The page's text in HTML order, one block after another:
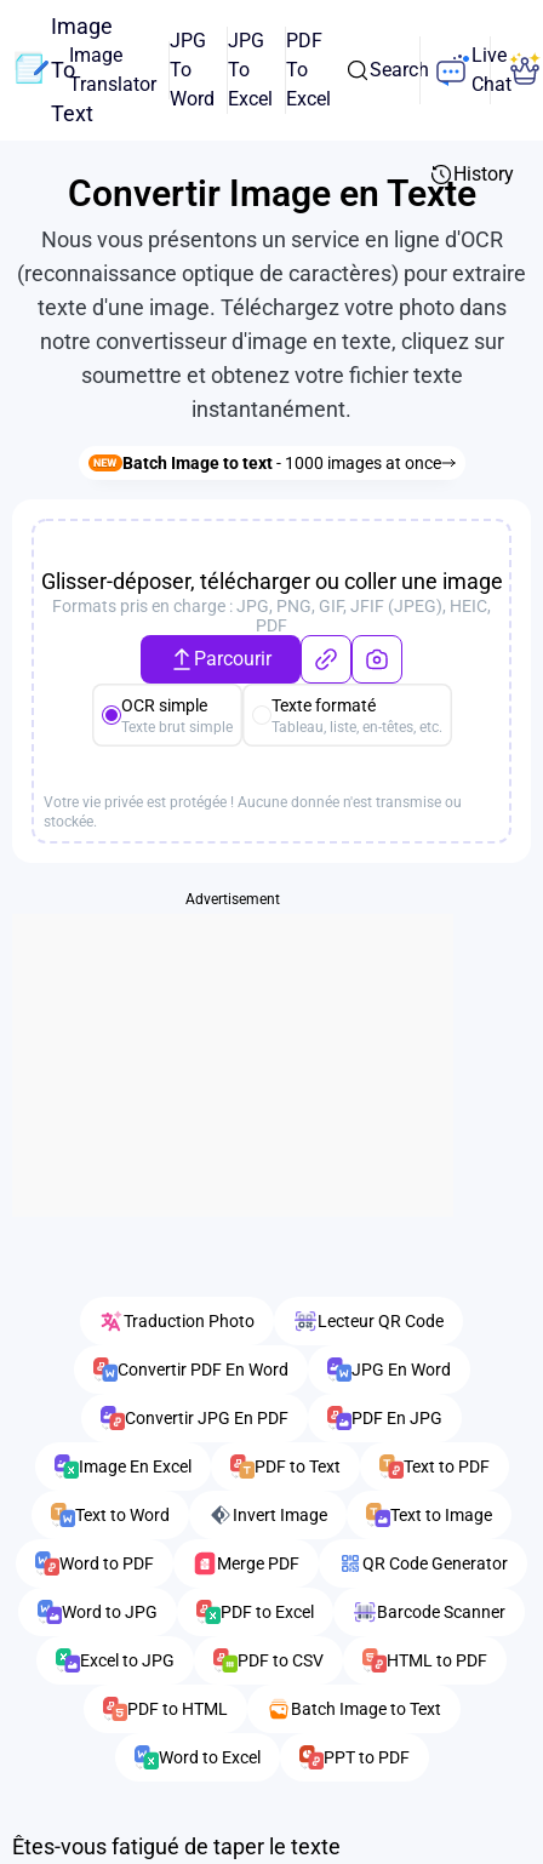
Image
To
Text
Image
Translator
JPG
To
Word
JPG
To
Excel
PDF
To
Excel
Search
Live
Chat
History
Convertir Image en Texte
Nous vous présentons un service en ligne d'OCR
(reconnaissance optique de caractères) pour extraire
texte d'une image. Téléchargez votre photo dans
notre convertisseur d'image en texte, cliquez sur
soumettre et obtenez votre fichier texte
instantanément.
Batch Image to text- 1000 images at once
Glisser-déposer, télécharger ou coller une image
Formats pris en charge : JPG, PNG, GIF, JFIF (JPEG), HEIC,
PDF
Parcourir
OCR simple
Texte brut simple
Texte formaté
Tableau, liste, en-têtes, etc.
Votre vie privée est protégée ! Aucune donnée n'est transmise ou
stockée.
Advertisement
Traduction Photo Lecteur QR Code
Convertir PDF En Word JPG En Word
Convertir JPG En PDF PDF En JPG
Image En Excel PDF to Text Text to PDF
Text to Word Invert Image Text to Image
Word to PDF Merge PDF QR Code Generator
Word to JPG PDF to Excel Barcode Scanner
Excel to JPG PDF to CSV HTML to PDF
PDF to HTML Batch Image to Text
Word to Excel PPT to PDF
Êtes-vous fatigué de taper le texte